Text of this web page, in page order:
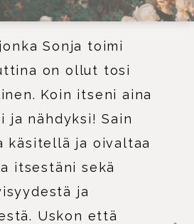
Sonja toimi
on ollut tosi
Koin itseni aina
ja nähdyksi! Sain
käsitellä ja oivaltaa
itsestäni sekä
ja
Uskon että